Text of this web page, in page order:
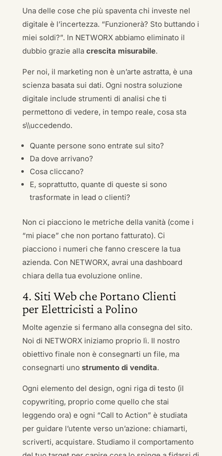
Una delle cose che più spaventa chi investe nel
digitale è l’incertezza. “Funzionerà? Sto buttando i
miei soldi?”. In NETWORX abbiamo eliminato il
dubbio grazie alla crescita misurabile.
Per noi, il marketing non è un’arte astratta, è una
scienza basata sui dati. Ogni nostra soluzione
digitale include strumenti di analisi che ti
permettono di vedere, in tempo reale, cosa sta
s\\uccedendo.
Quante persone sono entrate sul sito?
Da dove arrivano?
Cosa cliccano?
E, soprattutto, quante di queste si sono
trasformate in lead o clienti?
Non ci piacciono le metriche della vanità (come i
“mi piace” che non portano fatturato). Ci
piacciono i numeri che fanno crescere la tua
azienda. Con NETWORX, avrai una dashboard
chiara della tua evoluzione online.
4. Siti Web che Portano Clienti
per Elettricisti a Polino
Molte agenzie si fermano alla consegna del sito.
Noi di NETWORX iniziamo proprio lì. Il nostro
obiettivo finale non è consegnarti un file, ma
consegnarti uno strumento di vendita.
Ogni elemento del design, ogni riga di testo (il
copywriting, proprio come quello che stai
leggendo ora) e ogni “Call to Action” è studiata
per guidare l’utente verso un’azione: chiamarti,
scriverti, acquistare. Studiamo il comportamento